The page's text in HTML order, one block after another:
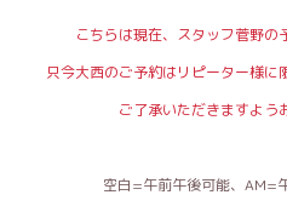
こちらは現在、スタッフ菅野の
只今大西のご予約はリピーター様に
ご了承いただきますよう
空白=午前午後可能、AM=